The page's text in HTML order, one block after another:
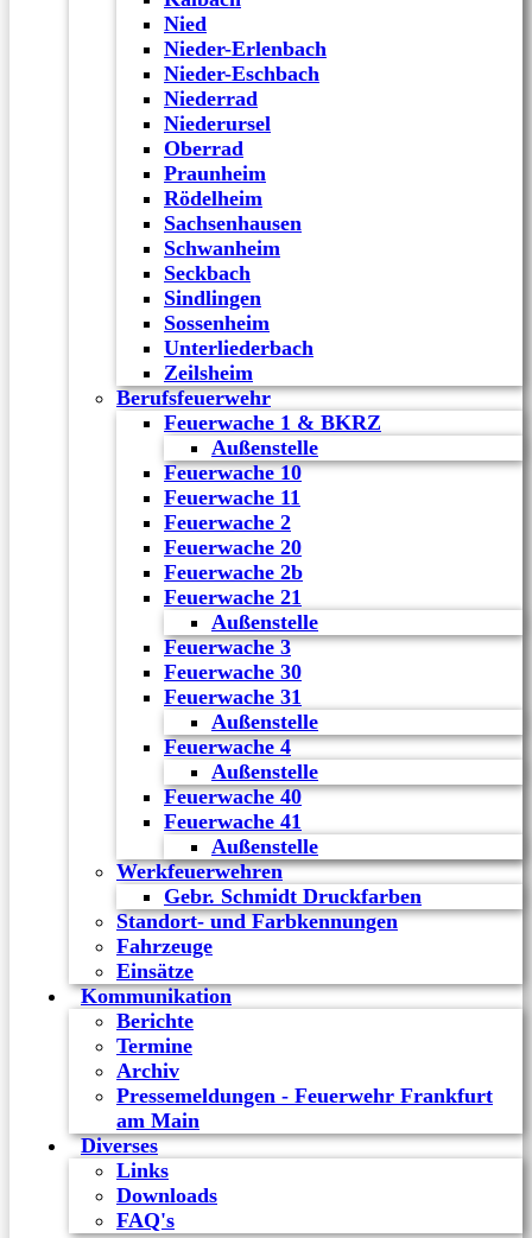
Nied
Nieder-Erlenbach
Nieder-Eschbach
Niederrad
Niederursel
Oberrad
Praunheim
Rödelheim
Sachsenhausen
Schwanheim
Seckbach
Sindlingen
Sossenheim
Unterliederbach
Zeilsheim
Berufsfeuerwehr
Feuerwache 1 & BKRZ
Außenstelle
Feuerwache 10
Feuerwache 11
Feuerwache 2
Feuerwache 20
Feuerwache 2b
Feuerwache 21
Außenstelle
Feuerwache 3
Feuerwache 30
Feuerwache 31
Außenstelle
Feuerwache 4
Außenstelle
Feuerwache 40
Feuerwache 41
Außenstelle
Werkfeuerwehren
Gebr. Schmidt Druckfarben
Standort- und Farbkennungen
Fahrzeuge
Einsätze
Kommunikation
Berichte
Termine
Archiv
Pressemeldungen - Feuerwehr Frankfurt
am Main
Diverses
Links
Downloads
FAQ's